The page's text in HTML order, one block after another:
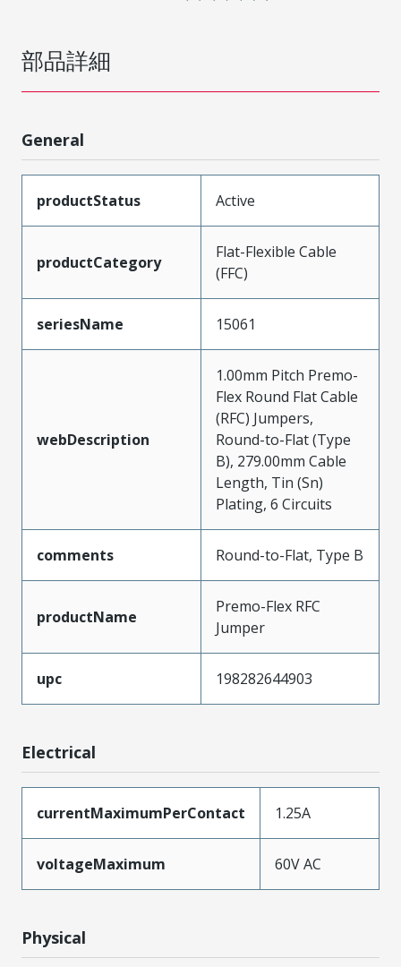
部品詳細
General
productStatus Active
productCategory
Flat-Flexible Cable
(FFC)
seriesName 15061
webDescription
1.00mm Pitch Premo-
Flex Round Flat Cable
(RFC) Jumpers,
Round-to-Flat (Type
B), 279.00mm Cable
Length, Tin (Sn)
Plating, 6 Circuits
comments Round-to-Flat, Type B
productName
Premo-Flex RFC
Jumper
upc 198282644903
Electrical
currentMaximumPerContact 1.25A
voltageMaximum 60V AC
Physical